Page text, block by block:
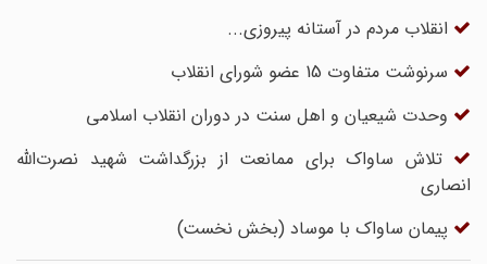
انقلاب مردم در آستانه پیروزی...
سرنوشت متفاوت 15 عضو شورای انقلاب
وحدت شیعیان و اهل سنت در دوران انقلاب اسلامی
تلاش ساواک برای ممانعت از بزرگداشت شهید نصرت‌الله
انصاری
پیمان ساواک با موساد (بخش نخست)